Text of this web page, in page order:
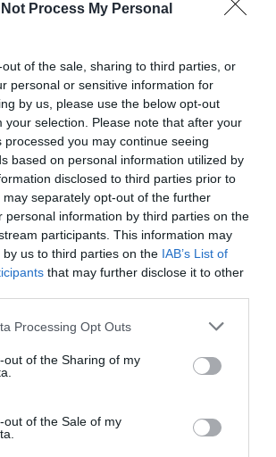
Not Process My Personal
of the sale, sharing to third parties, or
personal or sensitive information for
by us, please use the below opt-out
your selection. Please note that after your
processed you may continue seeing
based on personal information utilized by
disclosed to third parties prior to
separately opt-out of the further
personal information by third parties on the
participants. This information may
us to third parties on the IAB’s List of
that may further disclose it to other
website/app uses one or more Google
visit or usage behaviour. You may click to
to Google and its third-party tags to
below specified purposes in below Google
Processing Opt Outs
out of the Sharing of my
out of the Sale of my